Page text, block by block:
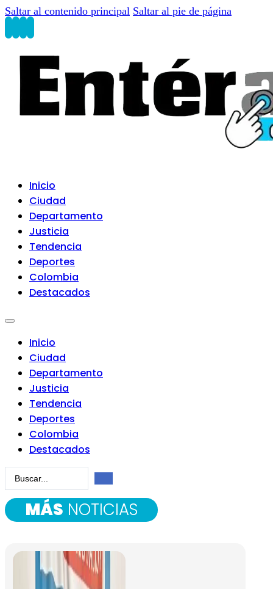
Saltar al contenido principal Saltar al pie de página
Inicio
Ciudad
Departamento
Justicia
Tendencia
Deportes
Colombia
Destacados
Inicio
Ciudad
Departamento
Justicia
Tendencia
Deportes
Colombia
Destacados
Search
MÁS NOTICIAS